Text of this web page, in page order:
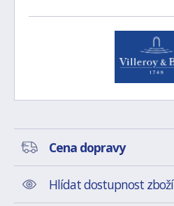
Cena dopravy
Hlídat dostupnost zboží